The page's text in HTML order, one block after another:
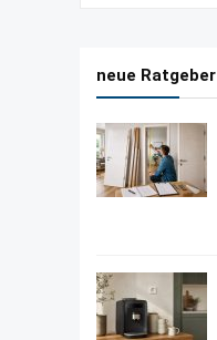
neue Ratgeber